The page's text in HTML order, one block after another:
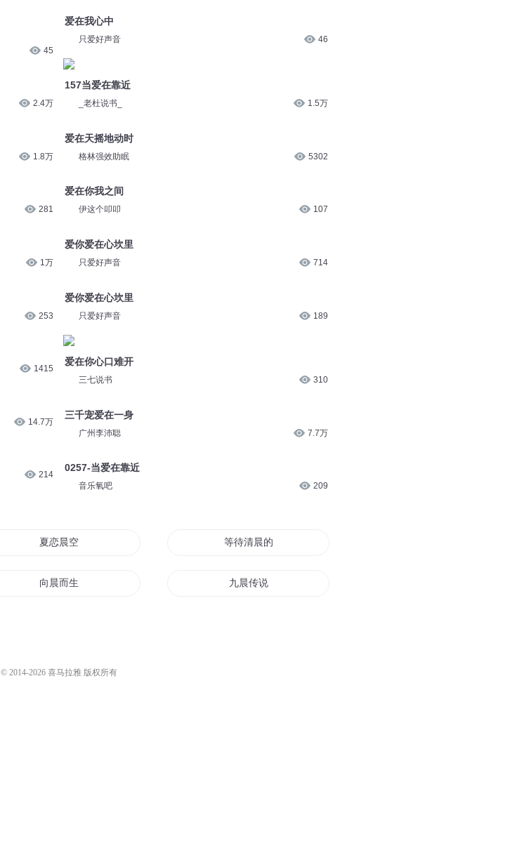
45
2.4万
1.8万
281
1万
253
1415
14.7万
214
爱在我心中
只爱好声音 46
157当爱在靠近
_老杜说书_ 1.5万
爱在天摇地动时
格林强效助眠 5302
爱在你我之间
伊这个叩叩 107
爱你爱在心坎里
只爱好声音 714
爱你爱在心坎里
只爱好声音 189
爱在你心口难开
三七说书 310
三千宠爱在一身
广州李沛聪 7.7万
0257-当爱在靠近
音乐氧吧 209
夏恋晨空 等待清晨的太阳
向晨而生 九晨传说
© 2014-2026 喜马拉雅 版权所有